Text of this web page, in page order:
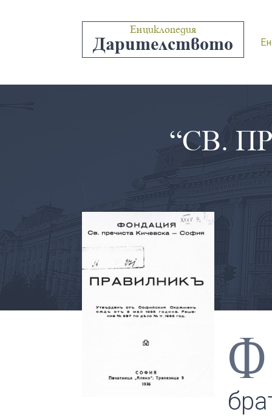
Енциклопедия
Дарителството
“СВ.
Ф